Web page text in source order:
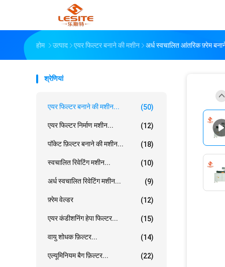
होम उत्पाद एयर फिल्टर बनाने की मशीन अर्ध स्वचालित आंतरिक फ़्रेम
श्रेणियां
एयर फिल्टर बनाने की मशीन... (50)
एयर फिल्टर निर्माण मशीन... (12)
पॉकेट फ़िल्टर बनाने की मशीन... (18)
स्वचालित रिवेटिंग मशीन... (10)
अर्ध स्वचालित रिवेटिंग मशीन... (9)
फ़्रेम वेल्डर (12)
एयर कंडीशनिंग हेपा फिल्टर... (15)
वायु शोधक फ़िल्टर... (14)
एल्यूमिनियम बैग फ़िल्टर... (22)